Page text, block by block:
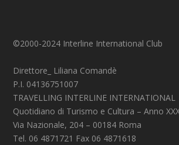
©2000-2024 Interline International Club
Direttore_ Liliana Comandè
P.I. 04136751007
TRAVELLING INTERLINE INTERNATIONAL
Quotidiano di Turismo e Cultura – Anno
Via Nazionale, 204 – 00184 Roma
Tel. 06 4871721 Fax 06 4871618